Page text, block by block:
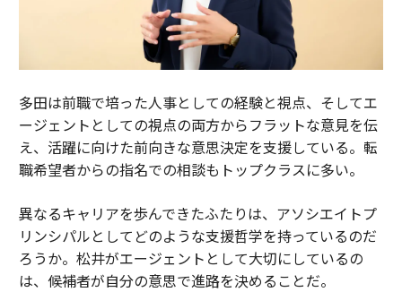
多田は前職で培った人事としての経験と視点、そしてエ
ージェントとしての視点の両方からフラットな意見を伝
え、活躍に向けた前向きな意思決定を支援している。転
職希望者からの指名での相談もトップクラスに多い。
異なるキャリアを歩んできたふたりは、アソシエイトプ
リンシパルとしてどのような支援哲学を持っているのだ
ろうか。松井がエージェントとして大切にしているの
は、候補者が自分の意思で進路を決めることだ。